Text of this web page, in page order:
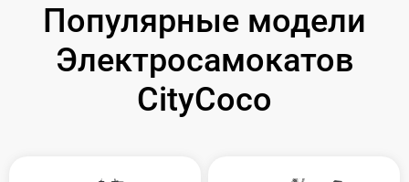
Популярные модели
Электросамокатов
CityCoco